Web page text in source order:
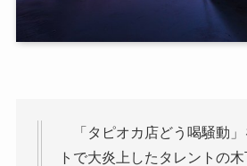
「タピオカ店どう喝騒動」
トで大炎上したタレントの